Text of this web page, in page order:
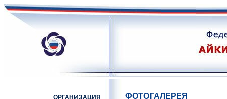
ОРГАНИЗАЦИЯ
ФОТОГАЛЕРЕЯ